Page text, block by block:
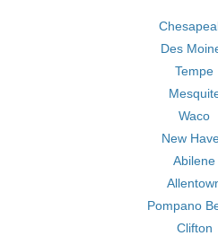
Des
Tempe
Waco
New
Abilene
Pompano
Clifton